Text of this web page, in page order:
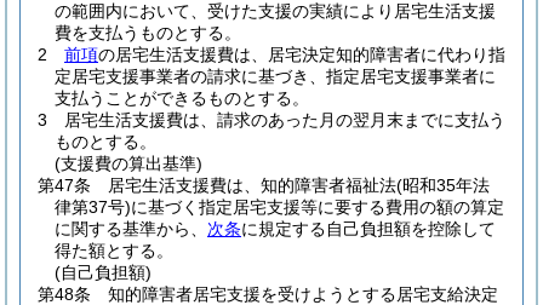
の範囲内において、受けた支援の実績により居宅生活支援
費を支払うものとする。
2
前項の居宅生活支援費は、居宅決定知的障害者に代わり指
定居宅支援事業者の請求に基づき、指定居宅支援事業者に
支払うことができるものとする。
3
居宅生活支援費は、請求のあった月の翌月末までに支払う
ものとする。
(支援費の算出基準)
第47条
居宅生活支援費は、知的障害者福祉法(昭和35年法
律第37号)に基づく指定居宅支援等に要する費用の額の算定
に関する基準から、 次条に規定する自己負担額を控除して
得た額とする。
(自己負担額)
第48条
知的障害者居宅支援を受けようとする居宅支給決定